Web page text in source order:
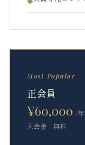
Most Popular
正会員
¥60,000 /年
入会金：無料